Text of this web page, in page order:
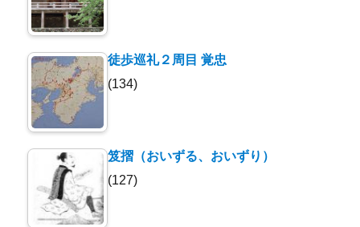
徒歩巡礼２周目 覚忠
(134)
笈摺（おいずる、おいずり）
(127)